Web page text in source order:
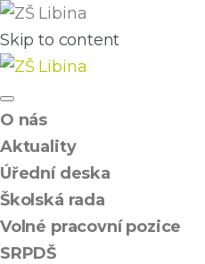
Skip to content
O nás
Aktuality
Úřední deska
Školská rada
Volné pracovní pozice
SRPDŠ